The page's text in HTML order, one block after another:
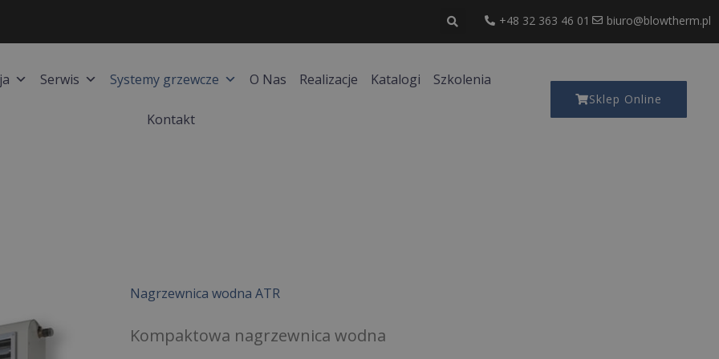
+48 32 363 46 01 biuro@blowtherm.pl
Serwis Systemy grzewcze O Nas Realizacje Katalogi Szkolenia
Kontakt
Sklep Online
Nagrzewnica wodna ATR
Kompaktowa nagrzewnica wodna